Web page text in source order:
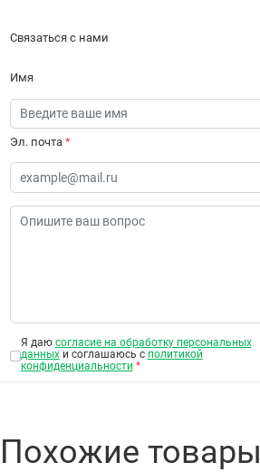
Связаться с нами
Имя
Эл. почта *
Я даю согласие на обработку персональных
данныхи соглашаюсь с политикой
конфиденциальности *
Похожие товары